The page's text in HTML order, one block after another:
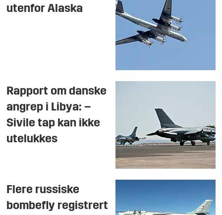
utenfor Alaska
Rapport om danske
angrep i Libya: –
Sivile tap kan ikke
utelukkes
Flere russiske
bombefly registrert